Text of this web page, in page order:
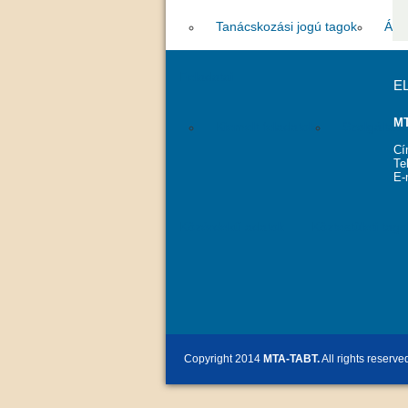
Tanácskozási jogú tagok
Copyright 2014 MTA-TABT.All rights reserved